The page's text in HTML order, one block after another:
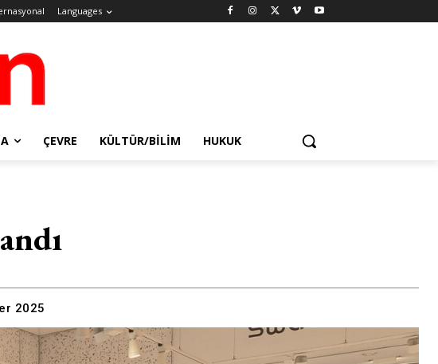
Languages
ÇEVRE KÜLTÜR/BILIM HUKUK
2025